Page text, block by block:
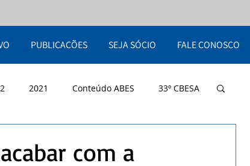
PUBLICAÇÕES SEJA SÓCIO FALE CONOSCO
2021 Conteúdo ABES 33º CBESA
com a